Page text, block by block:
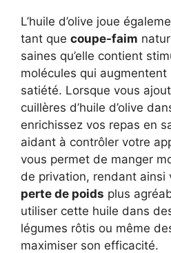
L’huile d’olive joue
tant que coupe-faim
saines qu’elle contient
molécules qui
satiété. Lorsque vous
cuillères d’huile d’olive
enrichissez vos repas en
aidant à contrôler votre
vous permet de manger
de privation, rendant ainsi
perte de poids plus
utiliser cette huile dans
légumes rôtis ou même
maximiser son efficacité.